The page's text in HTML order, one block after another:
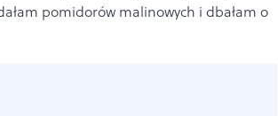
pomidorów malinowych i dbałam o